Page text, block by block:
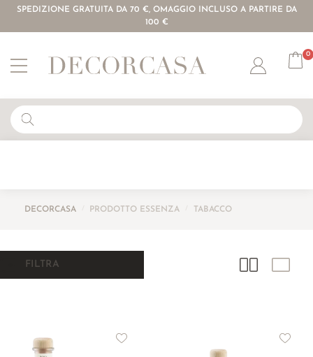
SPEDIZIONE GRATUITA DA 70 €, OMAGGIO INCLUSO A PARTIRE DA
100 €
Account
0
DECORCASA PRODOTTO ESSENZA TABACCO
FILTRA